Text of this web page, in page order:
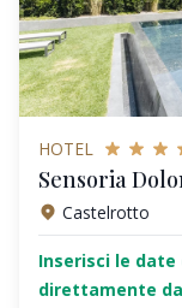
HOTEL
Sensoria
Castelrotto
Inserisci le
direttamente